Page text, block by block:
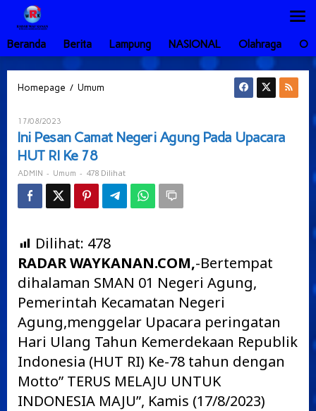
Lewati
konten
Beranda
Berita Lampung NASIONAL Olahraga
Homepage / Umum
Agung
HUT
RI
Ke
17/08/2023
ADMIN
Ini Pesan Camat Negeri Agung Pada Upacara
HUT RI Ke 78
ADMIN - Umum - 478 Dilihat
Dilihat: 478
RADAR WAYKANAN.COM,-Bertempat
dihalaman SMAN 01 Negeri Agung,
Pemerintah Kecamatan Negeri
Agung,menggelar Upacara peringatan
Hari Ulang Tahun Kemerdekaan Republik
Indonesia (HUT RI) Ke-78 tahun dengan
Motto” TERUS MELAJU UNTUK
INDONESIA MAJU”, Kamis (17/8/2023)